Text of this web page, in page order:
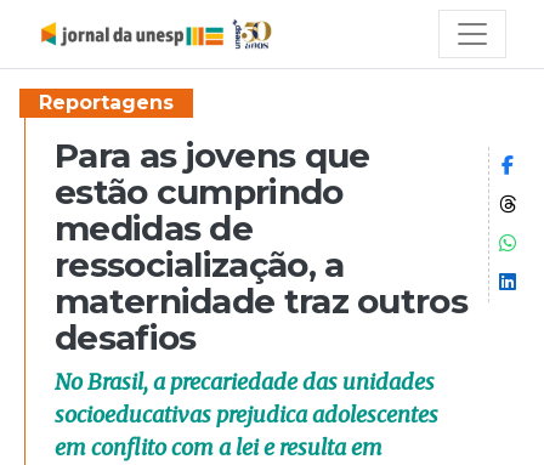
Reportagens
Para as jovens que
estão cumprindo
medidas de
ressocialização, a
maternidade traz outros
desafios
No Brasil, a precariedade das unidades
socioeducativas prejudica adolescentes
em conflito com a lei e resulta em